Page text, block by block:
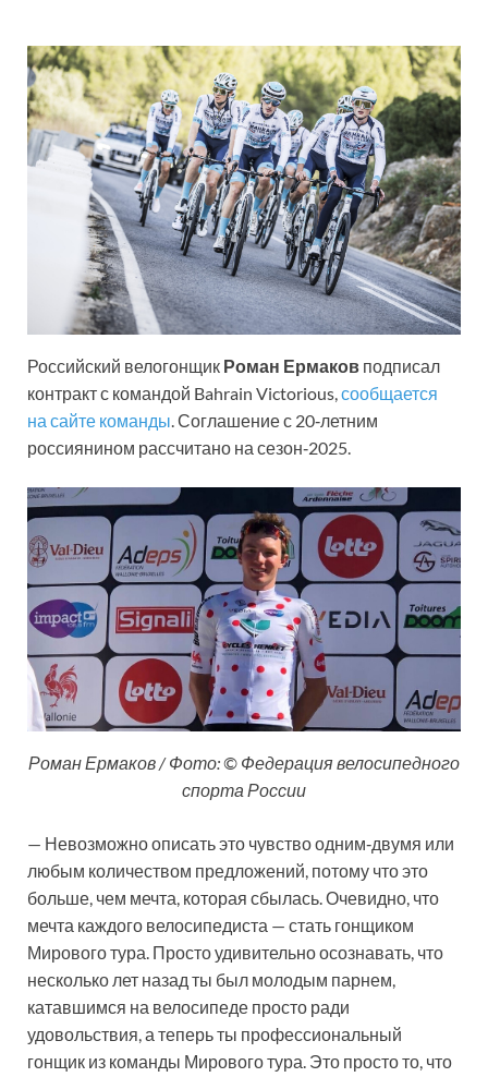
Российский велогонщик Роман Ермаков подписал
контракт с командой Bahrain Victorious,сообщается
на сайте команды. Соглашение с 20‑летним
россиянином рассчитано на сезон‑2025.
Роман Ермаков / Фото: © Федерация велосипедного
спорта России
— Невозможно описать это чувство одним‑двумя или
любым количеством предложений, потому что это
больше, чем мечта, которая сбылась. Очевидно, что
мечта каждого велосипедиста — стать гонщиком
Мирового тура. Просто удивительно осознавать, что
несколько лет назад ты был молодым парнем,
катавшимся на велосипеде просто ради
удовольствия, а теперь ты профессиональный
гонщик из команды Мирового тура. Это просто то, что